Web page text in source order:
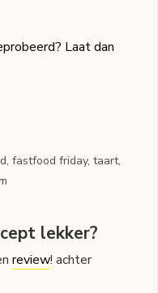
Laat dan
fastfood friday, taart,
lekker?
review! achter